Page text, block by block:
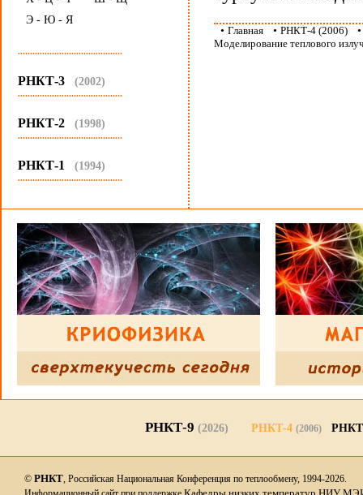
Э - Ю - Я
...........................................
РНКТ-3 (2002)
...........................................
РНКТ-2 (1998)
...........................................
РНКТ-1 (1994)
...........................................
• Главная • РНКТ-4 (2006)
Моделирование теплового
РНКТ-9 (2026) РНКТ-4 (2006)
© РНКТ, Российская Национальная Конференция по теплообмену, 1994-2026.